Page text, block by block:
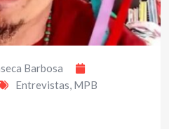
Barbosa
Entrevistas, MPB